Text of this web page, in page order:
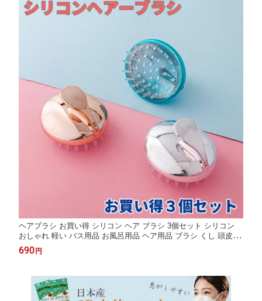
ヘアブラシ お買い得 シリコン ヘア ブラシ 3個セット シリコン
おしゃれ 軽い バス用品 お風呂用品 ヘア用品 ブラシ くし 頭皮 プ
レゼント マッサージ 柔らかい 高級感 傷めない 髪通り良い メタ
リックブルー ローズピンク シルバー 衛生的 取り外し簡単 シリコ
690 円